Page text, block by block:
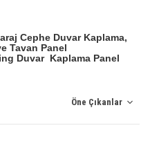
Cephe Duvar Kaplama,
Tavan Panel
Duvar Kaplama Panel